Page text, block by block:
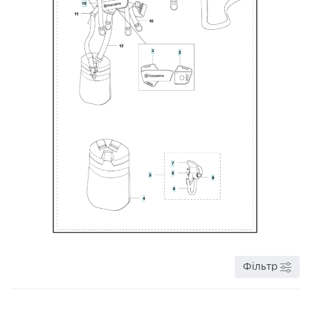
Фільтр